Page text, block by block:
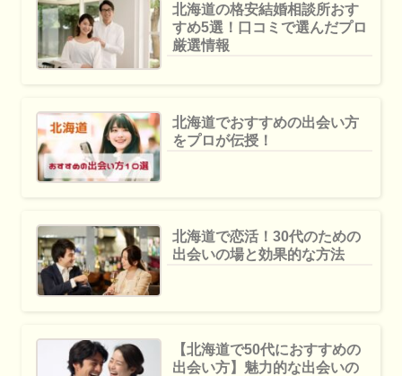
北海道の格安結婚相談所おす
すめ5選！口コミで選んだプロ
厳選情報
北海道でおすすめの出会い方
をプロが伝授！
北海道で恋活！30代のための
出会いの場と効果的な方法
【北海道で50代におすすめの
出会い方】魅力的な出会いの